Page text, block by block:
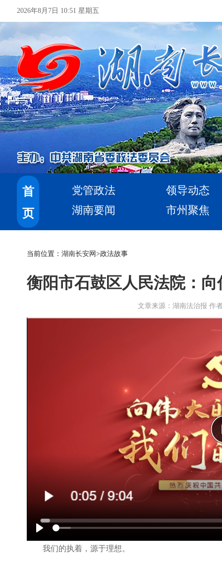
2026年8月7日 10:51 星期五
首
页
党管政法
领导动态
湖南要闻
市州聚焦
当前位置： 湖南长安网 >政法故事
衡阳市石鼓区人民法院：
文章来源：湖南法治报 作
Play
我们的执着，源于理想。